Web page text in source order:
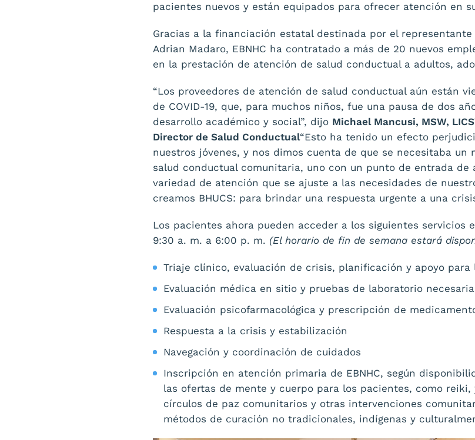
pacientes nuevos y están equipados para ofrecer atención en
Gracias a la financiación estatal destinada por el
Adrian Madaro, EBNHC ha contratado a más de 20 nuevos
en la prestación de atención de salud conductual a adultos,
“Los proveedores de atención de salud conductual aún están
de COVID-19, que, para muchos niños, fue una pausa de dos
desarrollo académico y social”, dijo Michael Mancusi, MSW,
Director de Salud Conductual“Esto ha tenido un efecto
nuestros jóvenes, y nos dimos cuenta de que se necesitaba un
salud conductual comunitaria, uno con un punto de entrada de
variedad de atención que se ajuste a las necesidades de
creamos BHUCS: para brindar una respuesta urgente a una
Los pacientes ahora pueden acceder a los siguientes servicios
9:30 a. m. a 6:00 p. m. (El horario de fin de semana estará
Triaje clínico, evaluación de crisis, planificación y apoyo
Evaluación médica en sitio y pruebas de laboratorio
Evaluación psicofarmacológica y prescripción de
Respuesta a la crisis y estabilización
Navegación y coordinación de cuidados
Inscripción en atención primaria de EBNHC, según
las ofertas de mente y cuerpo para los pacientes, como
círculos de paz comunitarios y otras intervenciones
métodos de curación no tradicionales, indígenas y